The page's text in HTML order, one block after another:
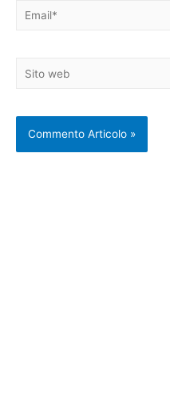
Email*
Sito